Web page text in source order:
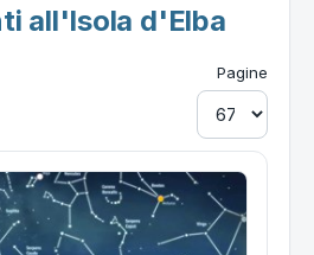
all'Isola d'Elba
Pagine